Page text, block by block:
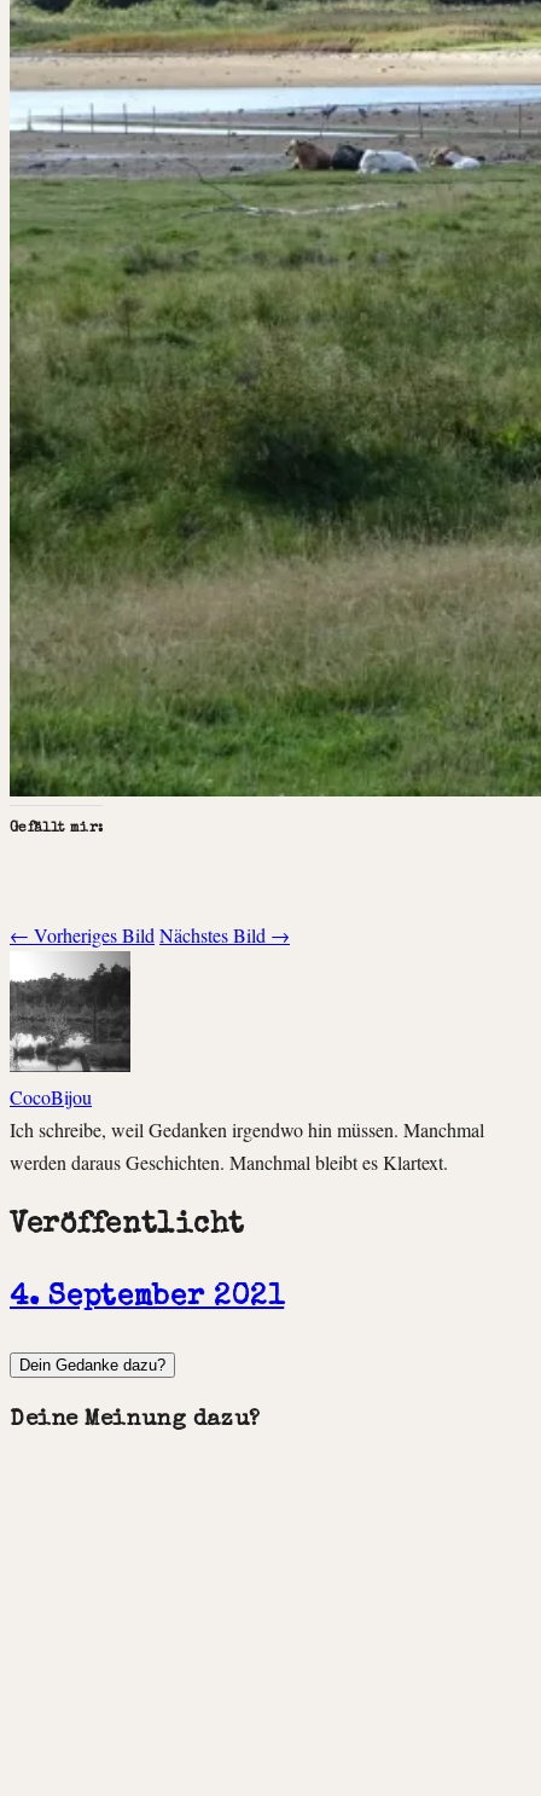
Gefällt mir:
← Vorheriges Bild Nächstes Bild →
CocoBijou
Ich schreibe, weil Gedanken irgendwo hin müssen. Manchmal
werden daraus Geschichten. Manchmal bleibt es Klartext.
Veröffentlicht
4. September 2021
Dein Gedanke dazu?
Deine Meinung dazu?